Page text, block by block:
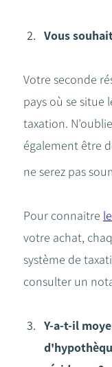
Vous
Votre seconde
pays où se situe
taxation.
également être
ne serez pas
Pour connaitre
votre achat,
système de
consulter un
Y-a-t-il